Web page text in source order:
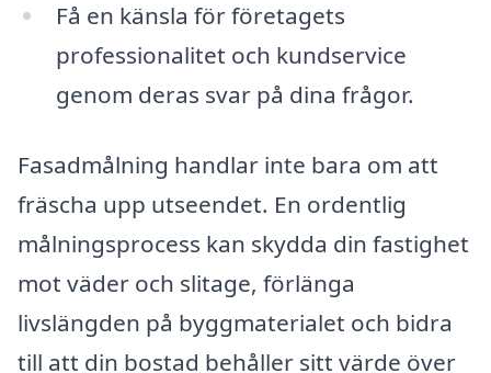
Få en känsla för företagets
professionalitet och kundservice
genom deras svar på dina frågor.
Fasadmålning handlar inte bara om att
fräscha upp utseendet. En ordentlig
målningsprocess kan skydda din fastighet
mot väder och slitage, förlänga
livslängden på byggmaterialet och bidra
till att din bostad behåller sitt värde över